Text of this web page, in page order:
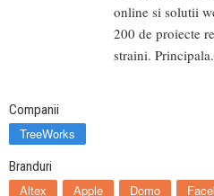
online si solutii
200 de proiecte
straini.
Companii
TreeWorks
Branduri
Altex Apple Domo